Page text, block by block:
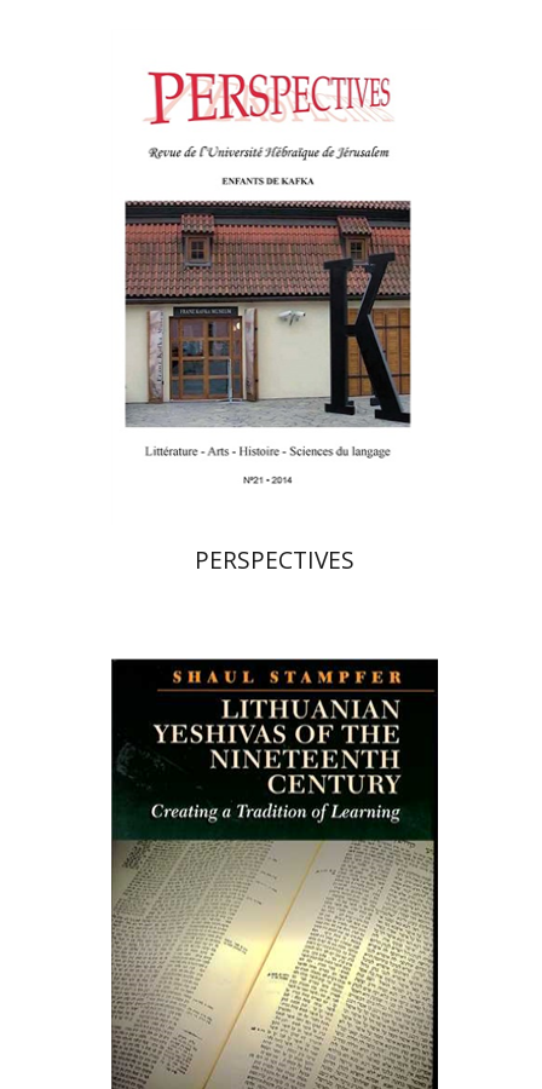
הנחת אתר ספר מודפס
$23
$21
PERSPECTIVES
Shaul Stampfer
Lindsey Taylor-Guthartz
הנחת אתר ספר מודפס
$38
$34